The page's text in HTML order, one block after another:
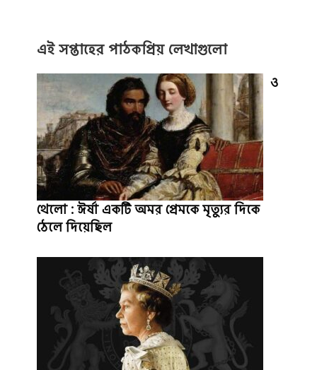
এই সপ্তাহের পাঠকপ্রিয় লেখাগুলো
ও
থেলো : ঈর্ষা একটি অমর প্রেমকে মৃত্যুর দিকে
ঠেলে দিয়েছিল